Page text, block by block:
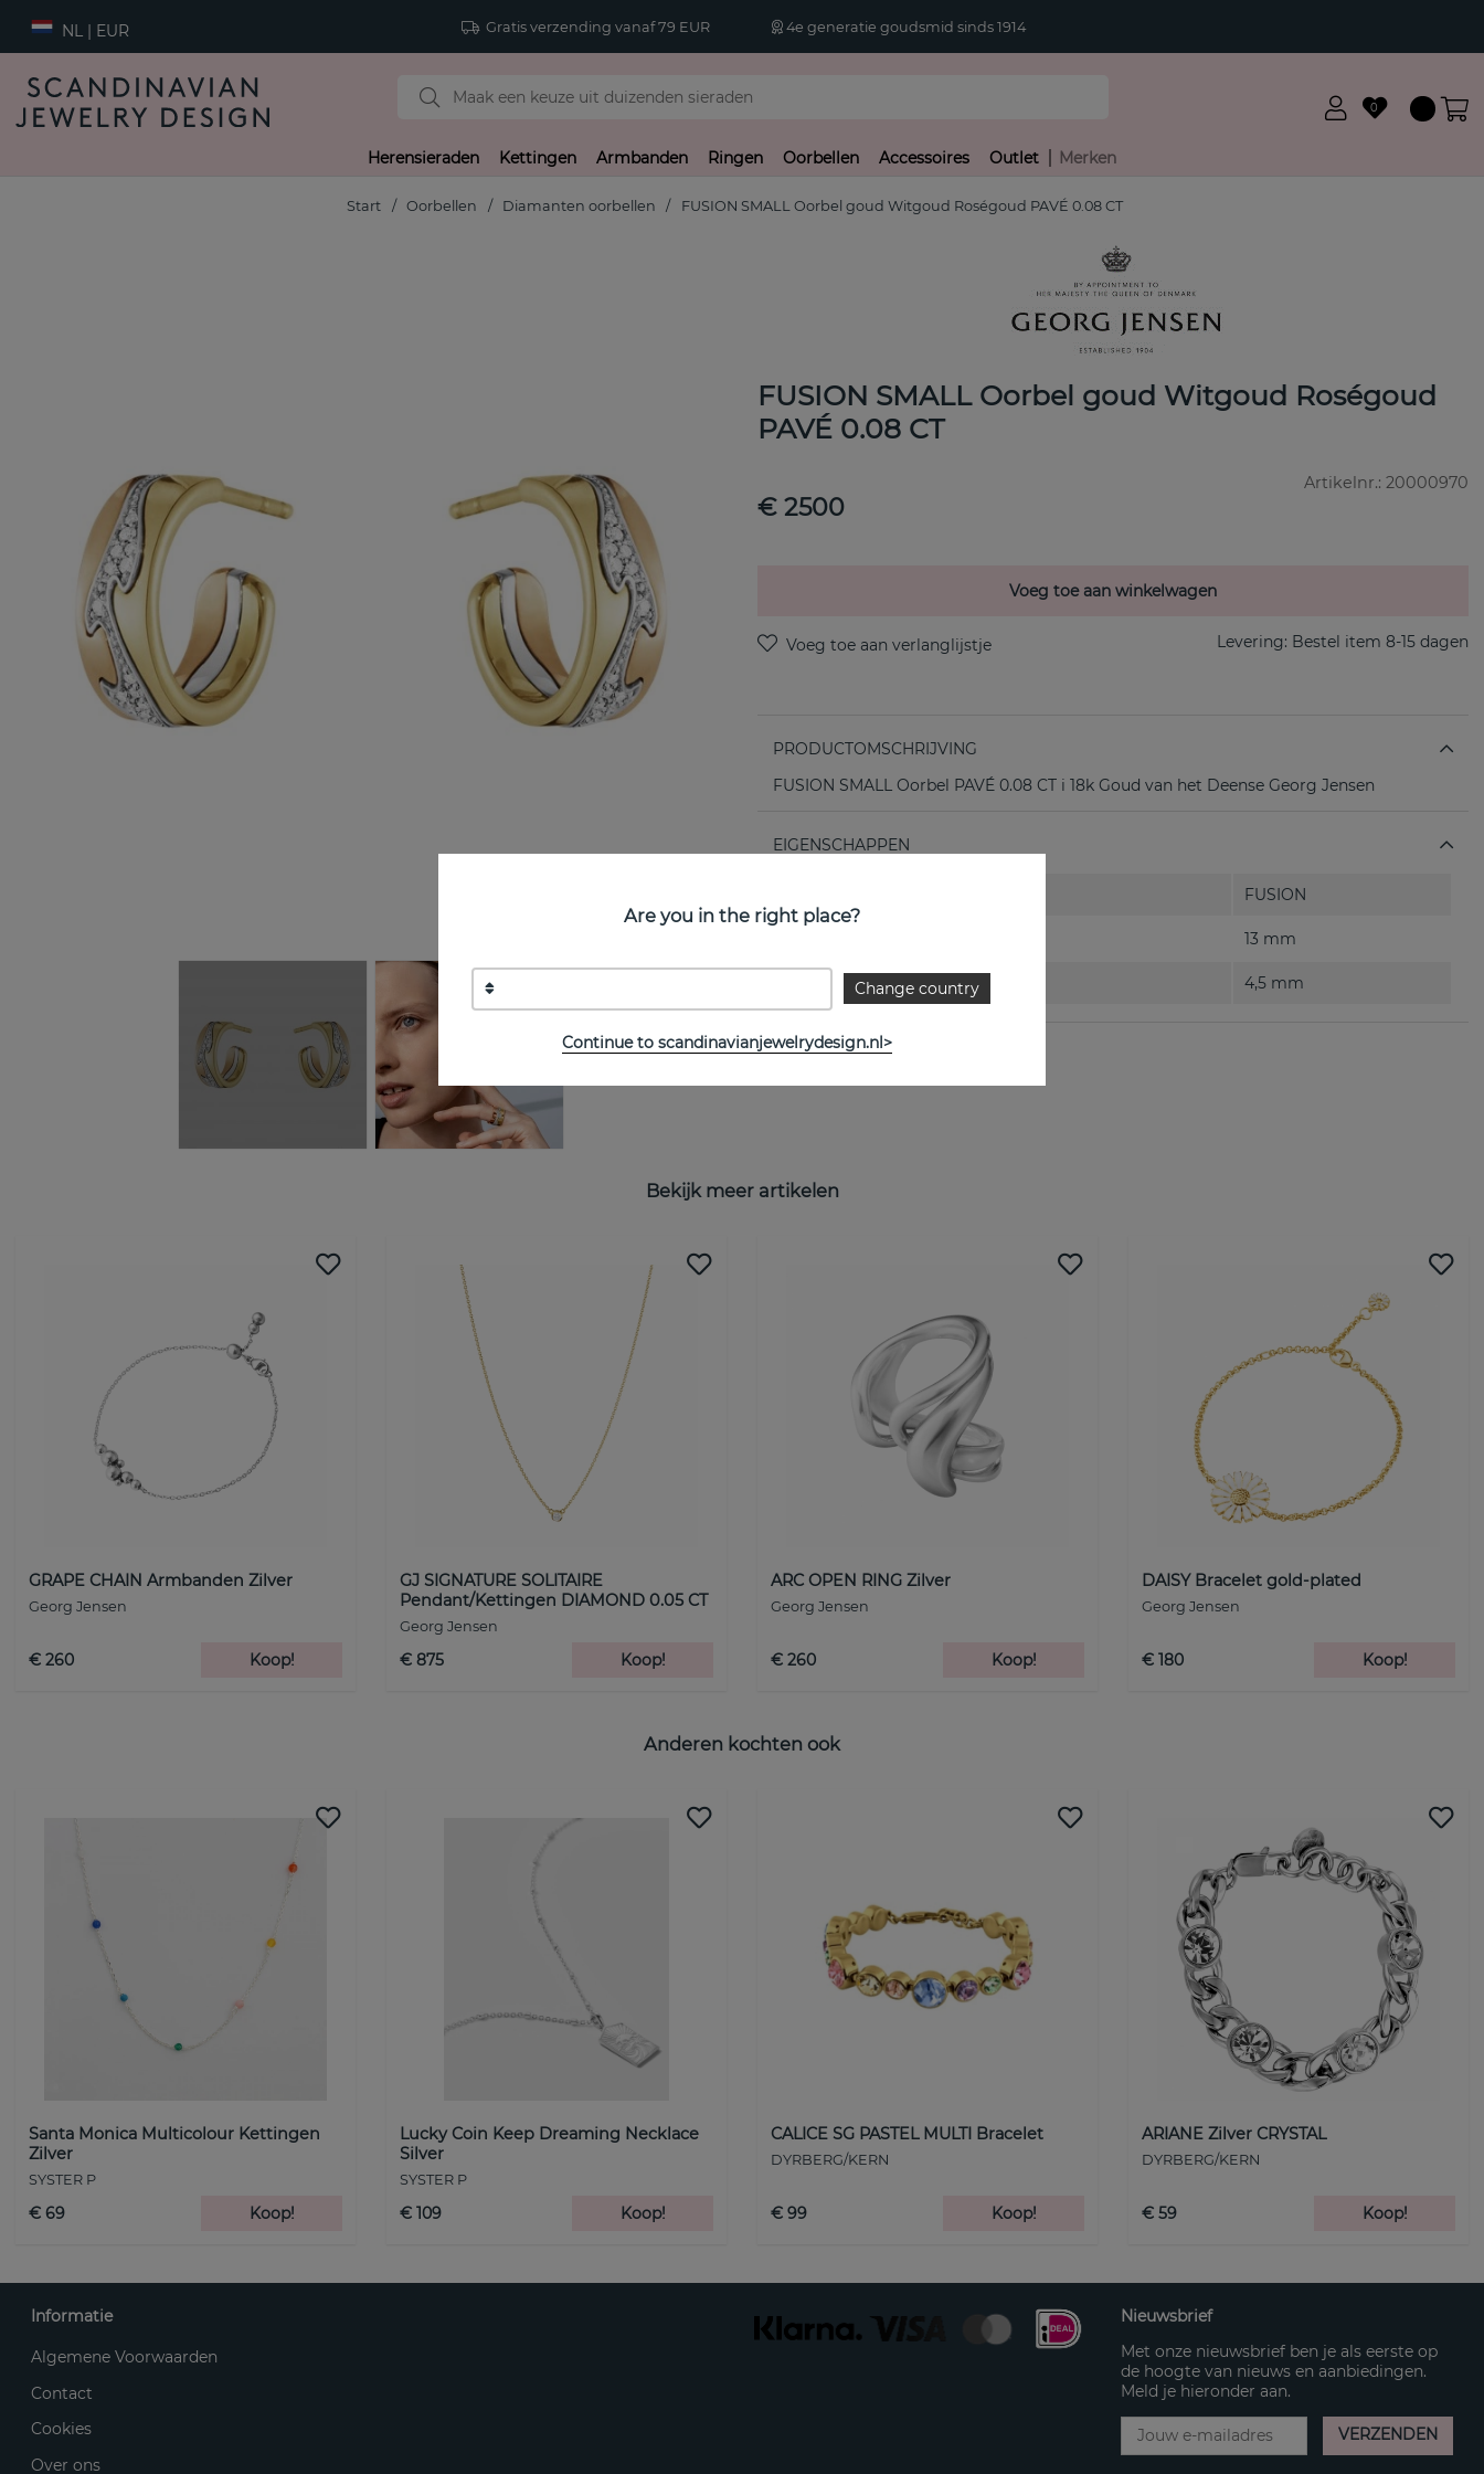
NL | EUR Gratis verzending vanaf 79 EUR 4e generatie goudsmid sinds 1914
0
Herensieraden Kettingen Armbanden Ringen Oorbellen Accessoires Outlet Merken
Start Oorbellen Diamanten oorbellen FUSION SMALL Oorbel goud Witgoud Roségoud PAVÉ 0.08 CT
FUSION SMALL Oorbel goud Witgoud Roségoud
PAVÉ 0.08 CT
Artikelnr.: 20000970
€ 2500
Voeg toe aan winkelwagen
Levering: Bestel item 8-15 dagen
PRODUCTOMSCHRIJVING
FUSION SMALL Oorbel PAVÉ 0.08 CT i 18k Goud van het Deense Georg Jensen
EIGENSCHAPPEN
FUSION
13 mm
4,5 mm
Bekijk meer artikelen
GRAPE CHAIN Armbanden Zilver
Georg Jensen
€ 260 Koop!
GJ SIGNATURE SOLITAIRE
Pendant/Kettingen DIAMOND 0.05 CT
Georg Jensen
€ 875 Koop!
ARC OPEN RING Zilver
Georg Jensen
€ 260 Koop!
DAISY Bracelet gold-plated
Georg Jensen
€ 180 Koop!
Anderen kochten ook
Santa Monica Multicolour Kettingen
Zilver
SYSTER P
€ 69 Koop!
Lucky Coin Keep Dreaming Necklace
Silver
SYSTER P
€ 109 Koop!
CALICE SG PASTEL MULTI Bracelet
DYRBERG/KERN
€ 99 Koop!
ARIANE Zilver CRYSTAL
DYRBERG/KERN
€ 59 Koop!
Are you in the right place?
Change country
Continue to scandinavianjewelrydesign.nl>
Informatie
Algemene Voorwaarden
Contact
Cookies
Over ons
Nieuwsbrief
Met onze nieuwsbrief ben je als eerste op
de hoogte van nieuws en aanbiedingen.
Meld je hieronder aan.
VERZENDEN